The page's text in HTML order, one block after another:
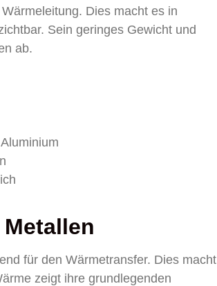
Dies macht es in
Sein geringes Gewicht und
ab.
für den Wärmetransfer. Dies macht
zeigt ihre grundlegenden